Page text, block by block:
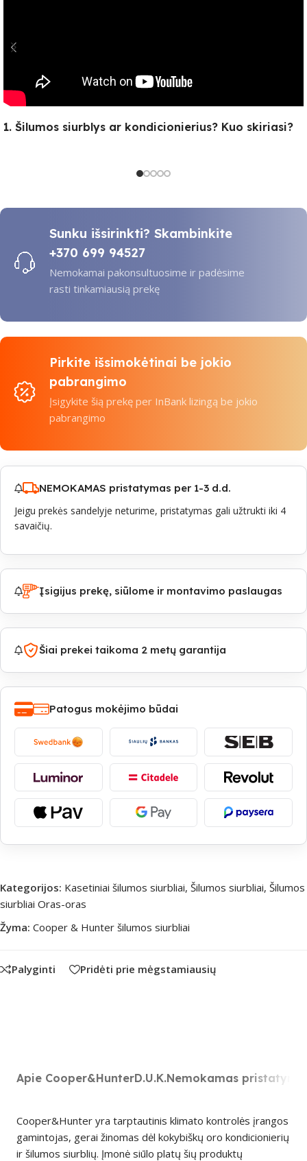
1. Šilumos siurblys ar kondicionierius? Kuo skiriasi?
Sunku išsirinkti? Skambinkite
+370 699 94527
Nemokamai pakonsultuosime ir padėsime
rasti tinkamiausią prekę
Pirkite išsimokėtinai be jokio
pabrangimo
Įsigykite šią prekę per InBank lizingą be jokio
pabrangimo
NEMOKAMAS pristatymas per 1-3 d.d.
Jeigu prekės sandelyje neturime, pristatymas gali užtrukti iki 4
savaičių.
Įsigijus prekę, siūlome ir montavimo paslaugas
Šiai prekei taikoma 2 metų garantija
Patogus mokėjimo būdai
Kategorijos: Kasetiniai šilumos siurbliai, Šilumos siurbliai, Šilumos
siurbliai Oras-oras
Žyma: Cooper & Hunter šilumos siurbliai
Palyginti Pridėti prie mėgstamiausių
Apie Cooper&HunterD.U.K.Nemokamas
Cooper&Hunter yra tarptautinis klimato kontrolės įrangos
gamintojas, gerai žinomas dėl kokybiškų oro kondicionierių
ir šilumos siurblių. Įmonė siūlo platų šių produktų